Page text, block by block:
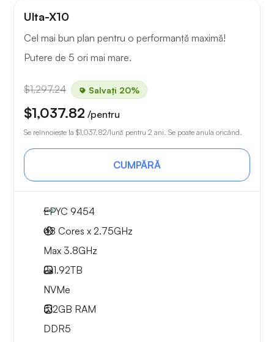
Ulta-X10
Cel mai bun plan pentru o performanță maximă!
Putere de 5 ori mai mare.
$1,297.24 Salvați 20%
$1,037.82 /pentru
Se reînnoiește la $1,037.82/lună pentru 2 ani. Se poate anula oricând.
CUMPĂRĂ
EPYC 9454
48 Cores x 2.75GHz
Max 3.8GHz
2x1.92TB
NVMe
512GB RAM
DDR5